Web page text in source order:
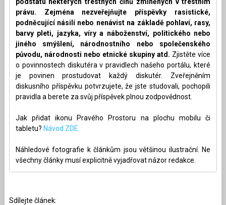
právu. Zejména nezveřejňujte příspěvky rasistické,
podněcující násilí nebo nenávist na základě pohlaví, rasy,
barvy pleti, jazyka, víry a náboženství, politického nebo
jiného smýšlení, národnostního nebo společenského
původu, národnosti nebo etnické skupiny atd. Zjistěte více
o povinnostech diskutéra v pravidlech našeho portálu, které
je povinen prostudovat každý diskutér. Zveřejněním
diskusního příspěvku potvrzujete, že jste studovali, pochopili
pravidla a berete za svůj příspěvek plnou zodpovědnost.
Jak přidat ikonu Pravého Prostoru na plochu mobilu či
tabletu? Návod ZDE.
Náhledové fotografie k článkům jsou většinou ilustrační. Ne
všechny články musí explicitně vyjadřovat názor redakce.
Sdílejte článek: